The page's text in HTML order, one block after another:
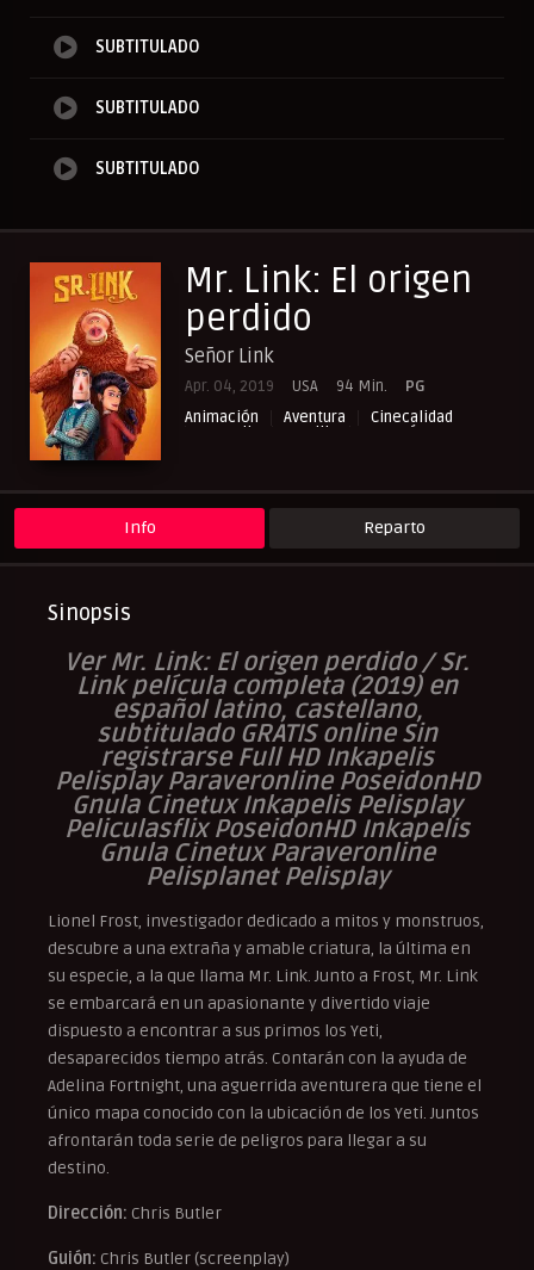
SUBTITULADO
SUBTITULADO
SUBTITULADO
Mr. Link: El origen
perdido
Señor Link
Apr. 04, 2019 USA 94 Min.
PG
Animación
Aventura
Cinecalidad
Comedia
Familia
Fantasía
Peliculas Subtituladas
Peliculasflix
Pelisflix
Pelishouse
Pelismart
RepelisHD.TV
UltraPelisHD
Verpeliculasultra
Info Reparto
Sinopsis
Ver Mr. Link: El origen perdido / Sr.
Link película completa (2019) en
español latino, castellano,
subtitulado GRATIS online Sin
registrarse Full HD Inkapelis
Pelisplay Paraveronline PoseidonHD
Gnula Cinetux Inkapelis Pelisplay
Peliculasflix PoseidonHD Inkapelis
Gnula Cinetux Paraveronline
Pelisplanet Pelisplay
Lionel Frost, investigador dedicado a mitos y monstruos,
descubre a una extraña y amable criatura, la última en
su especie, a la que llama Mr. Link. Junto a Frost, Mr. Link
se embarcará en un apasionante y divertido viaje
dispuesto a encontrar a sus primos los Yeti,
desaparecidos tiempo atrás. Contarán con la ayuda de
Adelina Fortnight, una aguerrida aventurera que tiene el
único mapa conocido con la ubicación de los Yeti. Juntos
afrontarán toda serie de peligros para llegar a su
destino.
Dirección: Chris Butler
Guión: Chris Butler (screenplay)